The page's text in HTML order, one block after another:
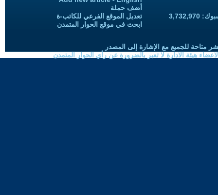
أضف حملة
تعديل الموقع الفرعي للكاتب-ة
ابحث في موقع الحوار المتمدن
متاحة للجميع مع الإشارة إلى المصدر
هيئة الادارة لا تعبر بالضرورة عن رأي الحوار المتمدن